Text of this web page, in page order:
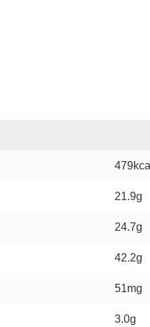
479kcal
21.9g
24.7g
42.2g
51mg
3.0g